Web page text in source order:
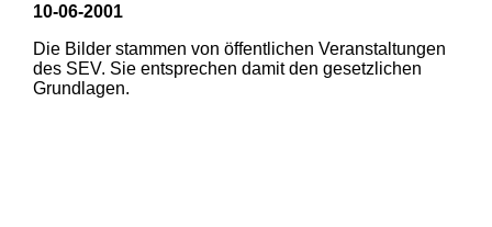
10-06-2001
Die Bilder stammen von öffentlichen Veranstaltungen
des SEV. Sie entsprechen damit den gesetzlichen
Grundlagen.